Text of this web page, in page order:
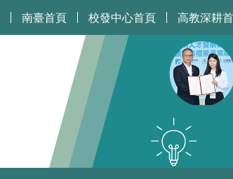
南臺首頁 校發中心首頁 高教深耕